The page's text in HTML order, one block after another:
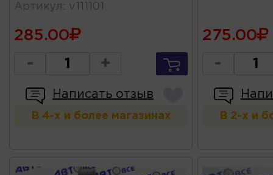
Артикул : v111101
285.00
- +
Написать отзыв
В 4-х и более магазинах
275.00
-
В 2-х и